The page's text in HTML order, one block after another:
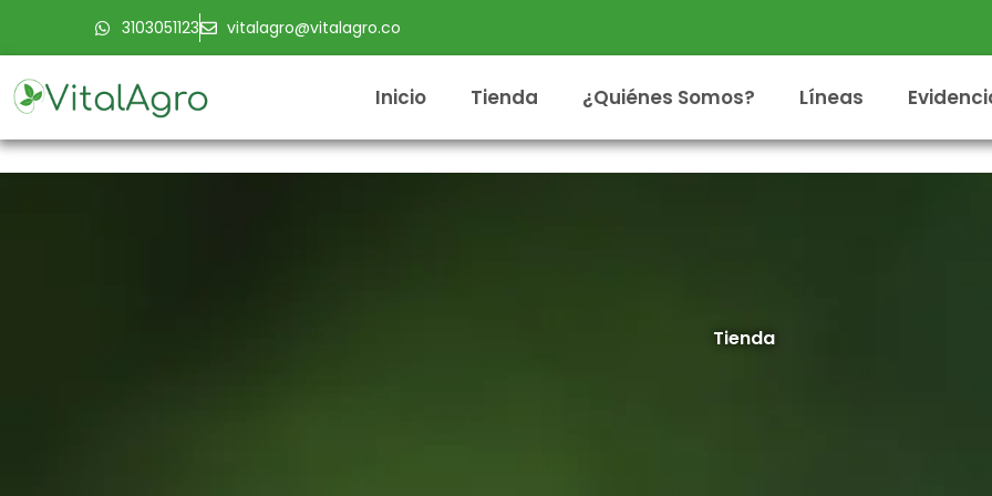
3103051123 vitalagro@vitalagro.co
Inicio Tienda ¿Quiénes Somos? Líneas
Tienda